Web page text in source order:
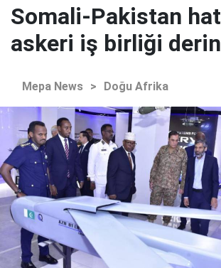
Somali-Pakistan
askeri iş birliği
Mepa News > Doğu Afrika